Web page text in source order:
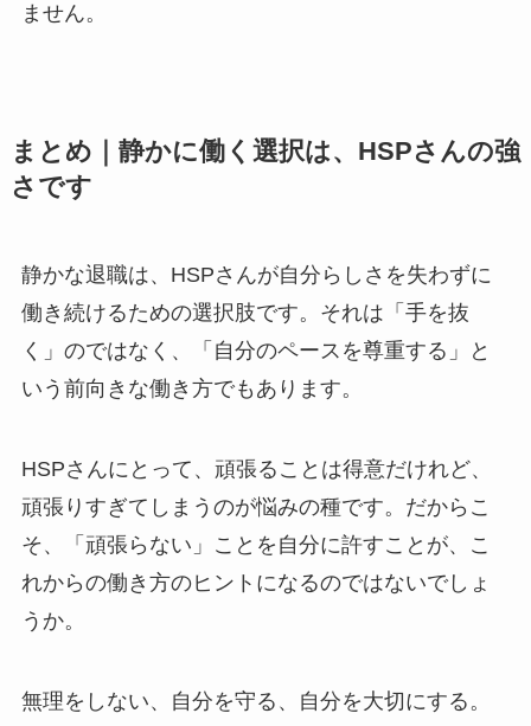
ません。
まとめ｜静かに働く選択は、HSPさんの強
さです
静かな退職は、HSPさんが自分らしさを失わずに
働き続けるための選択肢です。それは「手を抜
く」のではなく、「自分のペースを尊重する」と
いう前向きな働き方でもあります。
HSPさんにとって、頑張ることは得意だけれど、
頑張りすぎてしまうのが悩みの種です。だからこ
そ、「頑張らない」ことを自分に許すことが、こ
れからの働き方のヒントになるのではないでしょ
うか。
無理をしない、自分を守る、自分を大切にする。